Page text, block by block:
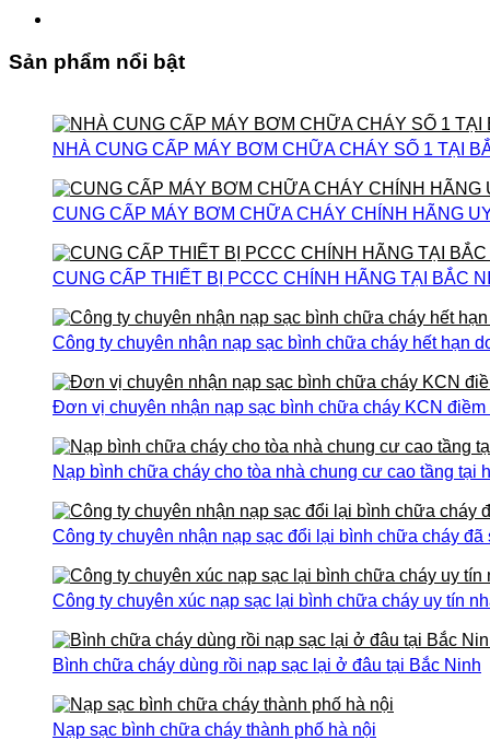
Sản phẩm nổi bật
NHÀ CUNG CẤP MÁY BƠM CHỮA CHÁY SỐ 1 TẠI
CUNG CẤP MÁY BƠM CHỮA CHÁY CHÍNH HÃNG
CUNG CẤP THIẾT BỊ PCCC CHÍNH HÃNG TẠI BẮC
Công ty chuyên nhận nạp sạc bình chữa cháy hết hạn
Đơn vị chuyên nhận nạp sạc bình chữa cháy KCN
Nạp bình chữa cháy cho tòa nhà chung cư cao tầng tại
Công ty chuyên nhận nạp sạc đổi lại bình chữa cháy
Công ty chuyên xúc nạp sạc lại bình chữa cháy uy tín
Bình chữa cháy dùng rồi nạp sạc lại ở đâu tại Bắc Ninh
Nạp sạc bình chữa cháy thành phố hà nội